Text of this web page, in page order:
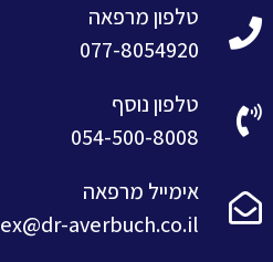
טלפון מרפאה
077-8054920
טלפון נוסף
054-500-8008
אימייל מרפאה
alex@dr-averbuch.co.il